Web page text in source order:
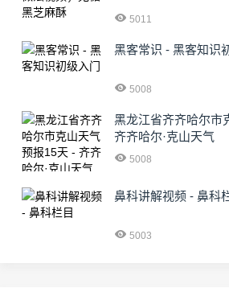
5011
黑客常识 - 黑客知识
5008
黑龙江省齐齐哈尔市
齐齐哈尔·克山天气
5008
鼻科讲解视频 - 鼻科
5003